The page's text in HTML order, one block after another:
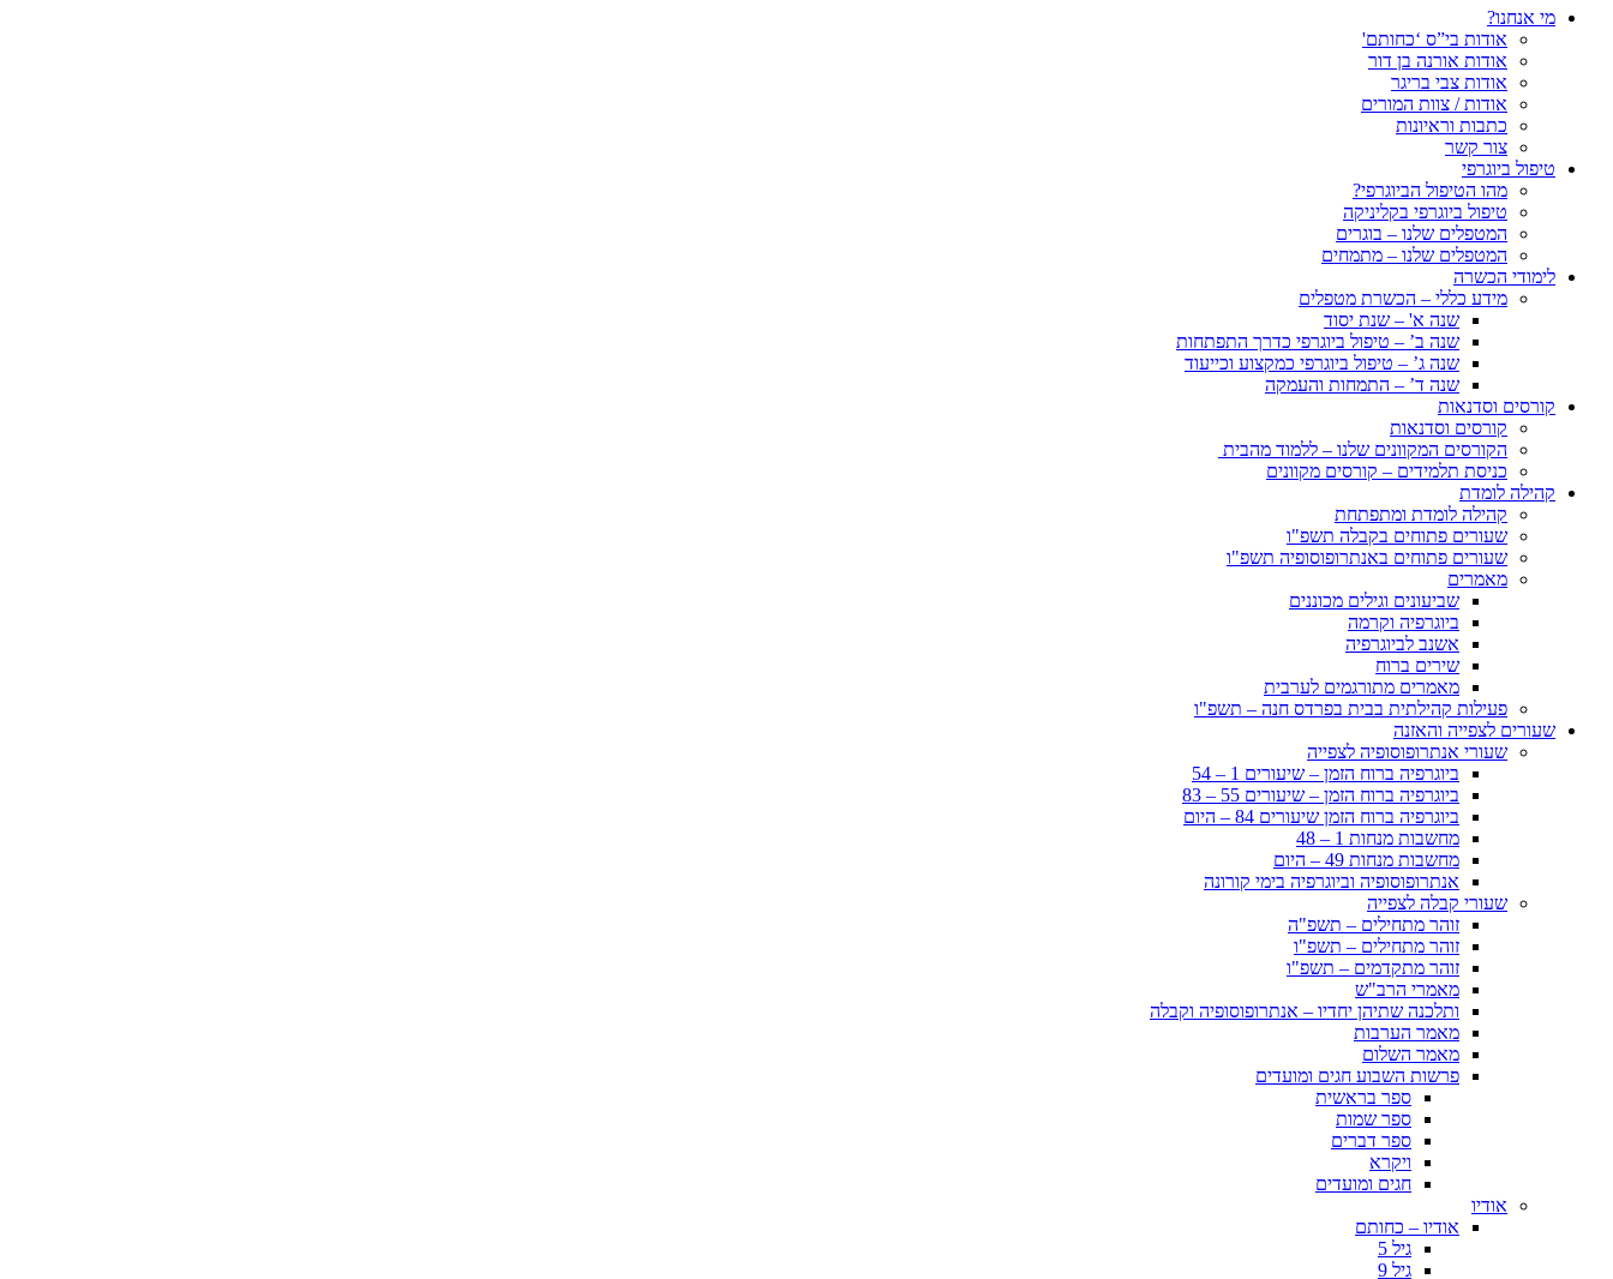
מי אנחנו?
אודות בי”ס ‘כחותם'
אודות אורנה בן דור
אודות צבי בריגר
אודות / צוות המורים
כתבות וראיונות
צור קשר
טיפול ביוגרפי
מהו הטיפול הביוגרפי?
טיפול ביוגרפי בקליניקה
המטפלים שלנו – בוגרים
המטפלים שלנו – מתמחים
לימודי הכשרה
מידע כללי – הכשרת מטפלים
שנה א' – שנת יסוד
שנה ב’ – טיפול ביוגרפי כדרך התפתחות
שנה ג’ – טיפול ביוגרפי כמקצוע וכייעוד
שנה ד’ – התמחות והעמקה
קורסים וסדנאות
קורסים וסדנאות
הקורסים המקוונים שלנו – ללמוד מהבית
כניסת תלמידים – קורסים מקוונים
קהילה לומדת
קהילה לומדת ומתפתחת
שעורים פתוחים בקבלה תשפ"ו
שעורים פתוחים באנתרופוסופיה תשפ"ו
מאמרים
שביעונים וגילים מכוננים
ביוגרפיה וקרמה
אשנב לביוגרפיה
שירים ברוח
מאמרים מתורגמים לערבית
פעילות קהילתית בבית בפרדס חנה – תשפ"ו
שעורים לצפייה והאזנה
שעורי אנתרופוסופיה לצפייה
ביוגרפיה ברוח הזמן – שיעורים 1 – 54
ביוגרפיה ברוח הזמן – שיעורים 55 – 83
ביוגרפיה ברוח הזמן שיעורים 84 – היום
מחשבות מנחות 1 – 48
מחשבות מנחות 49 – היום
אנתרופוסופיה וביוגרפיה בימי קורונה
שעורי קבלה לצפייה
זוהר מתחילים – תשפ"ה
זוהר מתחילים – תשפ"ו
זוהר מתקדמים – תשפ"ו
מאמרי הרב"ש
ותלכנה שתיהן יחדיו – אנתרופוסופיה וקבלה
מאמר הערבות
מאמר השלום
פרשות השבוע חגים ומועדים
ספר בראשית
ספר שמות
ספר דברים
ויקרא
חגים ומועדים
אודיו
אודיו – כחותם
גיל 5
גיל 9